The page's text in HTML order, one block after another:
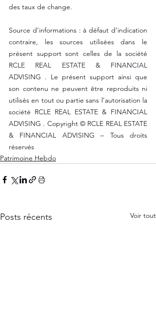
des taux de change.
Source d’informations : à défaut d’indication
contraire, les sources utilisées dans le
présent support sont celles de la société
RCLE REAL ESTATE & FINANCIAL
ADVISING . Le présent support ainsi que
son contenu ne peuvent être reproduits ni
utilisés en tout ou partie sans l’autorisation la
société RCLE REAL ESTATE & FINANCIAL
ADVISING . Copyright © RCLE REAL ESTATE
& FINANCIAL ADVISING – Tous droits
réservés
Patrimoine Hebdo
Posts récents Voir tout